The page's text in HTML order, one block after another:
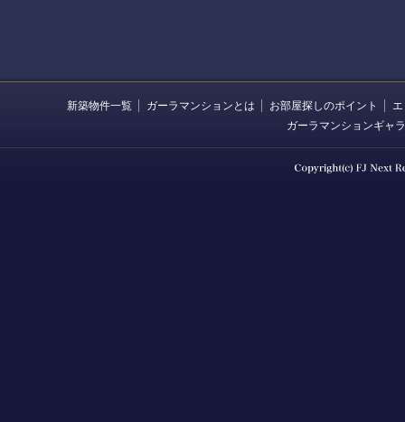
新築物件一覧 ガーラマンションとは お部屋探しのポイント
ガーラマンションギャ